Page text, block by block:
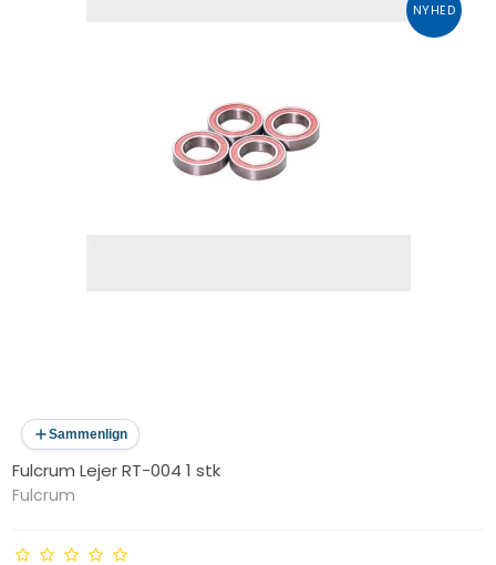
NYHED
Sammenlign
Fulcrum Lejer RT-004 1 stk
Fulcrum